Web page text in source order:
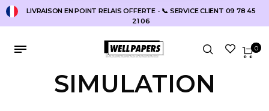
LIVRAISON EN POINT RELAIS OFFERTE - 📞 SERVICE CLIENT 09 78 45
21 06
0
SIMULATION